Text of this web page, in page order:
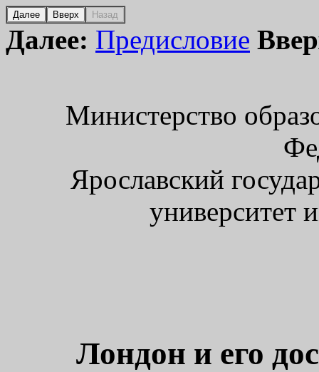
Далее: Предисловие
Министерство
Ярославский
университет
Лондон и его